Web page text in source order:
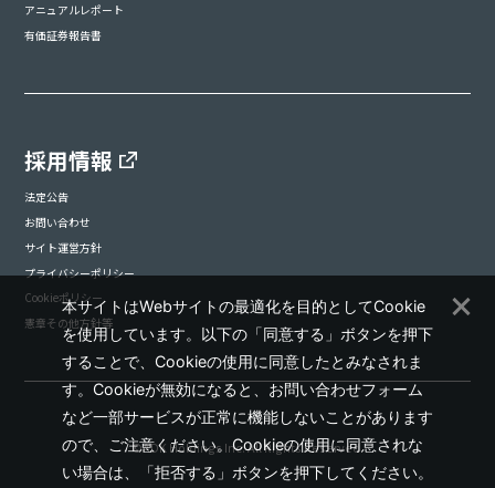
アニュアルレポート
有価証券報告書
採用情報
法定公告
お問い合わせ
サイト運営方針
プライバシーポリシー
Cookieポリシー
憲章その他方針等
©ADK Holdings Inc. All Rights Reserved.
本サイトはWebサイトの最適化を目的としてCookie
を使用しています。以下の「同意する」ボタンを押下
することで、Cookieの使用に同意したとみなされま
す。Cookieが無効になると、お問い合わせフォーム
など一部サービスが正常に機能しないことがあります
ので、ご注意ください。Cookieの使用に同意されな
い場合は、「拒否する」ボタンを押下してください。